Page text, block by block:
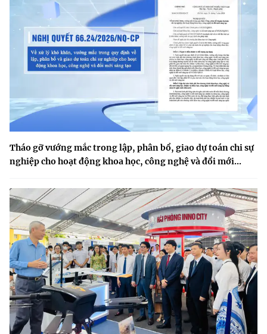
Tháo gỡ vướng mắc trong lập, phân bổ, giao dự toán chi sự
nghiệp cho hoạt động khoa học, công nghệ và đổi mới...